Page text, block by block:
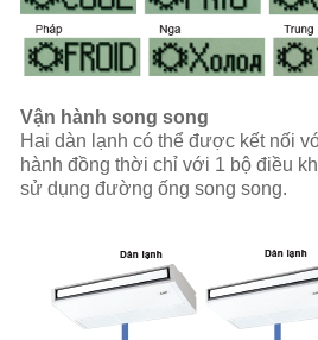
Vận hành song song
Hai dàn lạnh có thể được kết nối
hành đồng thời chỉ với 1 bộ điều
sử dụng đường ống song song.